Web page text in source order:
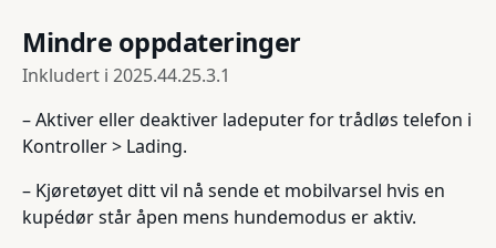
Mindre oppdateringer
Inkludert i 2025.44.25.3.1
– Aktiver eller deaktiver ladeputer for trådløs telefon i
Kontroller > Lading.
– Kjøretøyet ditt vil nå sende et mobilvarsel hvis en
kupédør står åpen mens hundemodus er aktiv.